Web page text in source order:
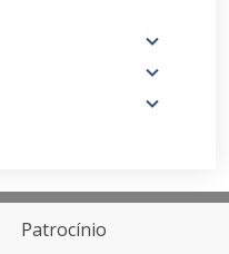
Patrocínio